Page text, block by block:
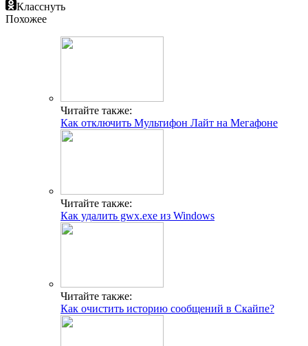
Класснуть
Похожее
Читайте также:
Как отключить Мультифон Лайт на Мегафоне
Читайте также:
Как удалить gwx.exe из Windows
Читайте также:
Как очистить историю сообщений в Скайпе?